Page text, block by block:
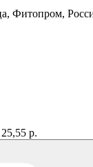
Фитопром,
р.